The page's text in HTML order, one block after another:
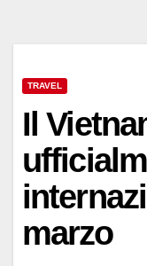
TRAVEL
Il
marzo